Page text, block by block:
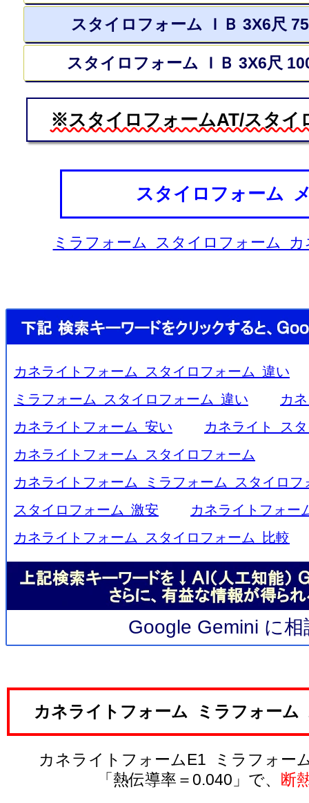
スタイロフォーム ＩＢ 3X6尺
スタイロフォーム ＩＢ 3X6尺
※スタイロフォームAT/スタ
スタイロフォーム
ミラフォーム スタイロフォーム
カネライトフォーム スタイロフォーム 違い
ミラフォーム スタイロフォーム 違い
カ
カネライトフォーム 安い
カネライト ス
カネライトフォーム スタイロフォーム
カネライトフォーム ミラフォーム スタイロ
スタイロフォーム 激安
カネライトフォ
カネライトフォーム スタイロフォーム 比較
Google Gemini に
カネライトフォーム ミラフォー
カネライトフォームE1 ミラフォー
「熱伝導率＝0.040」で、 断